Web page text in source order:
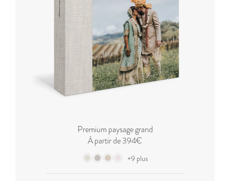
Premium paysage grand
À partir de 394€
+9 plus